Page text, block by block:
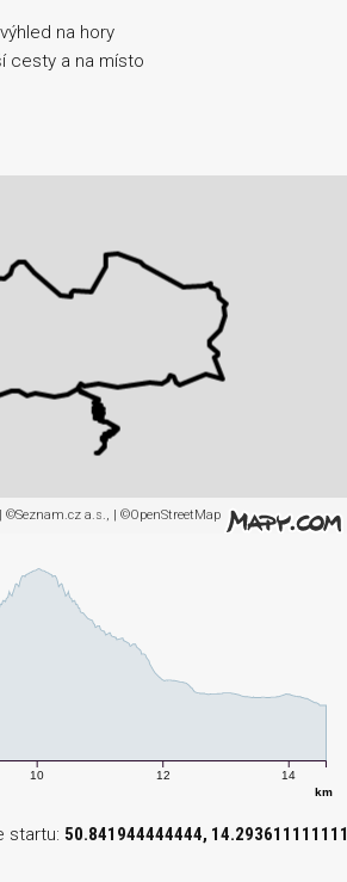
na hory
cesty a na místo
| ©Seznam.cz a.s., | ©OpenStreetMap
10 12 14
km
startu: 50.841944444444, 14.293611111111